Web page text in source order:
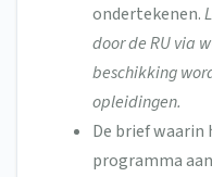
ondertekenen.
door de RU via
beschikking
opleidingen.
De brief
programma